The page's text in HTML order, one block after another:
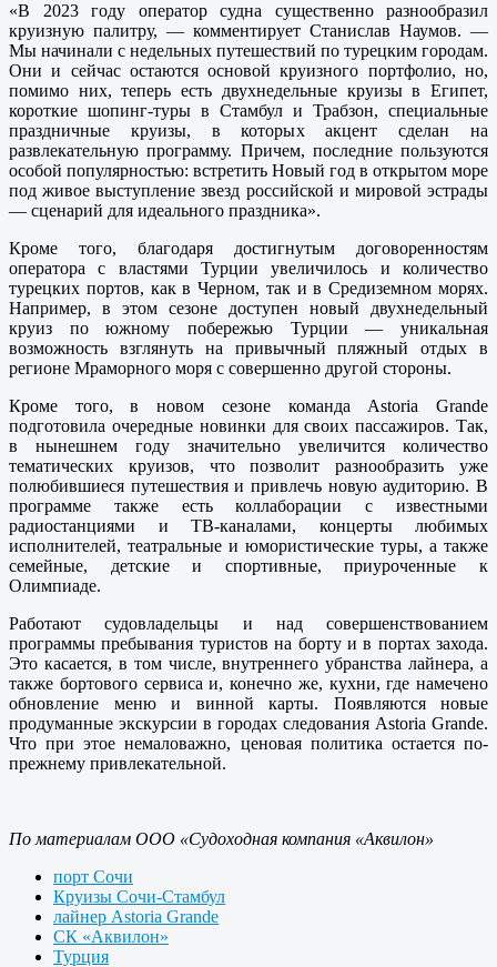
«В 2023 году оператор судна существенно разнообразил
круизную палитру, — комментирует Станислав Наумов. —
Мы начинали с недельных путешествий по турецким городам.
Они и сейчас остаются основой круизного портфолио, но,
помимо них, теперь есть двухнедельные круизы в Египет,
короткие шопинг-туры в Стамбул и Трабзон, специальные
праздничные круизы, в которых акцент сделан на
развлекательную программу. Причем, последние пользуются
особой популярностью: встретить Новый год в открытом море
под живое выступление звезд российской и мировой эстрады
— сценарий для идеального праздника».
Кроме того, благодаря достигнутым договоренностям
оператора с властями Турции увеличилось и количество
турецких портов, как в Черном, так и в Средиземном морях.
Например, в этом сезоне доступен новый двухнедельный
круиз по южному побережью Турции — уникальная
возможность взглянуть на привычный пляжный отдых в
регионе Мраморного моря с совершенно другой стороны.
Кроме того, в новом сезоне команда Astoria Grande
подготовила очередные новинки для своих пассажиров. Так,
в нынешнем году значительно увеличится количество
тематических круизов, что позволит разнообразить уже
полюбившиеся путешествия и привлечь новую аудиторию. В
программе также есть коллаборации с известными
радиостанциями и ТВ-каналами, концерты любимых
исполнителей, театральные и юмористические туры, а также
семейные, детские и спортивные, приуроченные к
Олимпиаде.
Работают судовладельцы и над совершенствованием
программы пребывания туристов на борту и в портах захода.
Это касается, в том числе, внутреннего убранства лайнера, а
также бортового сервиса и, конечно же, кухни, где намечено
обновление меню и винной карты. Появляются новые
продуманные экскурсии в городах следования Astoria Grande.
Что при этое немаловажно, ценовая политика остается по-
прежнему привлекательной.
По материалам ООО «Судоходная компания «Аквилон»
порт Сочи
Круизы Сочи-Стамбул
лайнер Astoria Grande
СК «Аквилон»
Турция